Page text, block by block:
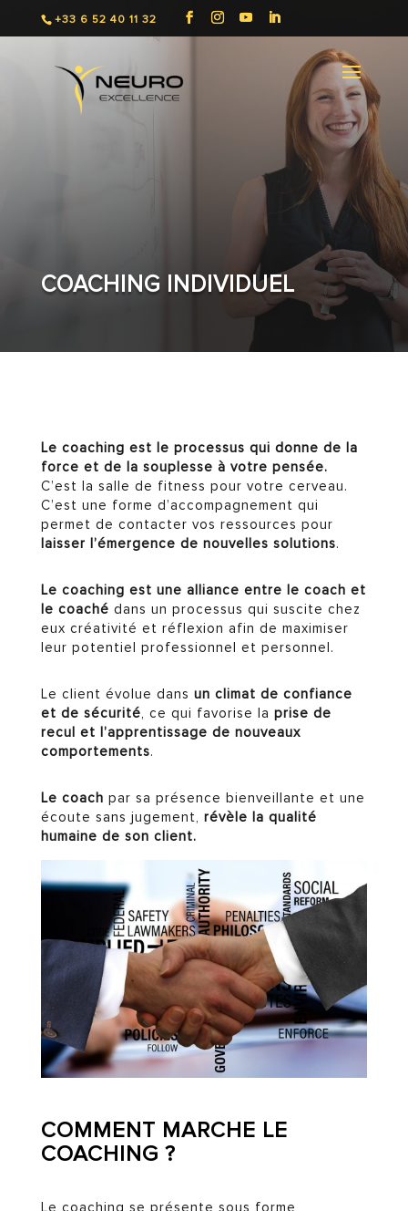
+33 6 52 40 11 32
COACHING INDIVIDUEL
Le coaching est le processus qui donne de la
force et de la souplesse à votre pensée.
C’est la salle de fitness pour votre cerveau.
C’est une forme d’accompagnement qui
permet de contacter vos ressources pour
laisser l’émergence de nouvelles solutions.
Le coaching est une alliance entre le coach et
le coaché dans un processus qui suscite chez
eux créativité et réflexion afin de maximiser
leur potentiel professionnel et personnel.
Le client évolue dans un climat de confiance
et de sécurité, ce qui favorise la prise de
recul et l’apprentissage de nouveaux
comportements.
Le coach par sa présence bienveillante et une
écoute sans jugement, révèle la qualité
humaine de son client.
COMMENT MARCHE LE
COACHING ?
Le coaching se présente sous forme